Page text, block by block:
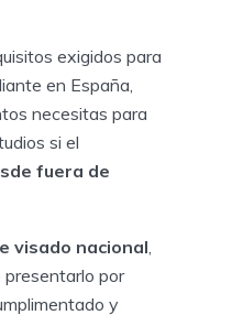
exigidos para
en España,
necesitas para
si el
fuera de
visado nacional
presentarlo por
y